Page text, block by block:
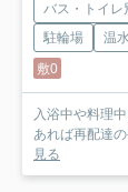
バス・トイレ
駐輪場
温
敷0
入浴中や料理
あれば再配達
見る